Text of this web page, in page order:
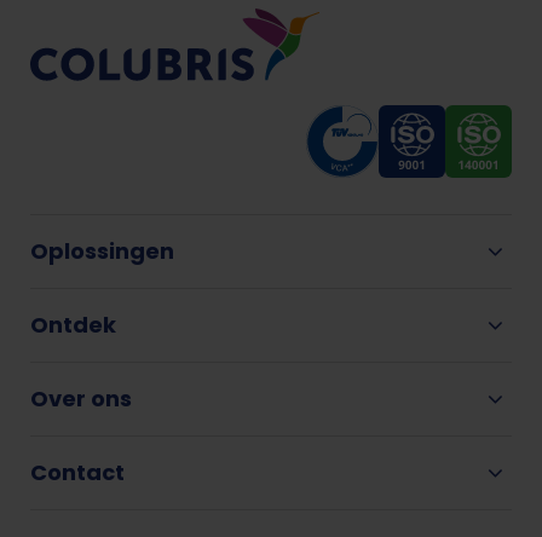
Oplossingen
Ontdek
Over ons
Contact